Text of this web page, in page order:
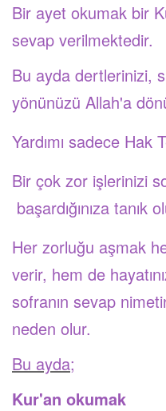
Bir ayet okumak bir
sevap verilmektedir.
Bu ayda dertlerinizi,
yönünüzü Allah'a
Yardımı sadece Hak
Bir çok zor işlerinizi
başardığınıza tanık
Her zorluğu aşmak
verir, hem de
sofranın sevap
neden olur.
Bu ayda;
Kur'an okumak